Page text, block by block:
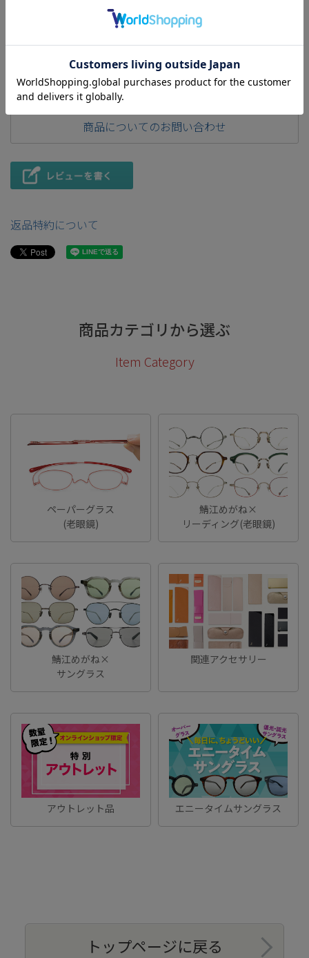
商品についてのお問い合わせ
返品特約について
商品カテゴリから選ぶ
Item Category
ペーパーグラス
(老眼鏡)
鯖江めがね×
リーディング(老眼鏡)
鯖江めがね×
サングラス
関連アクセサリー
アウトレット品 エニータイムサングラス
トップページに戻る